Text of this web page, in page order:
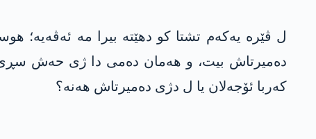
ل ڤێرە یەکەم تشتا کو دهێتە بیرا مە ئەڤەیە؛
دەمیرتاش بیت، و ھەمان دەمی دا ژی حەش
کەربا ئۆجەلان یا ل دژی دەمیرتاش ھەنە؟